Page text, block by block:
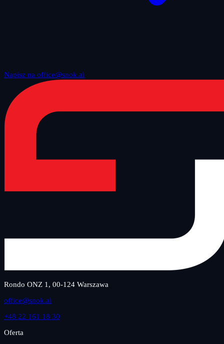
Napisz na office@snok.ai
Rondo ONZ 1, 00-124 Warszawa
office@snok.ai
+48 22 161 18 30
Oferta